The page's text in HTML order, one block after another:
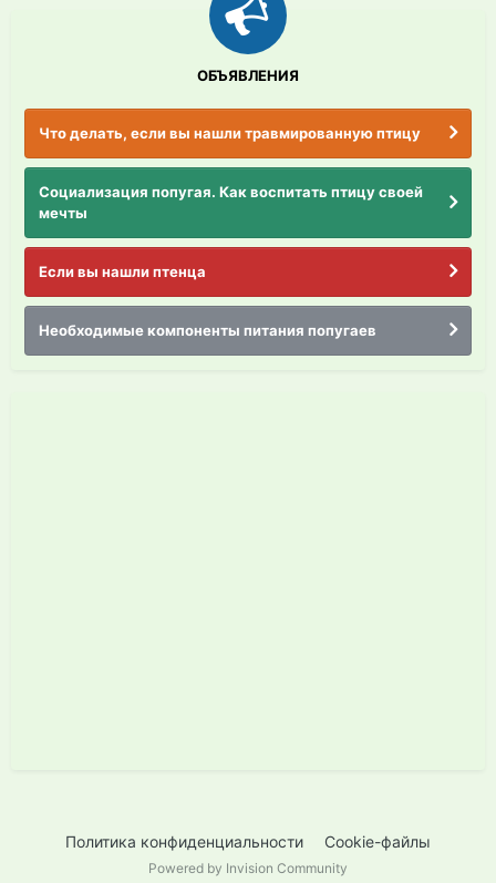
ОБЪЯВЛЕНИЯ
Что делать, если вы нашли травмированную птицу
Социализация попугая. Как воспитать птицу своей
мечты
Если вы нашли птенца
Необходимые компоненты питания попугаев
Политика конфиденциальности Cookie-файлы
Powered by Invision Community